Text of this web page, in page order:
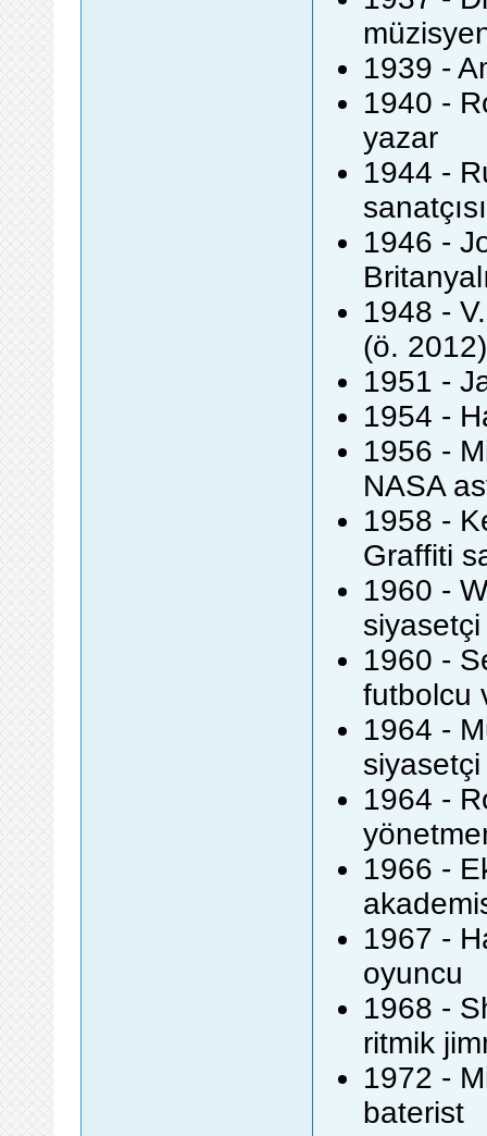
1939 -
1940 -
yazar
1944 -
1946 -
1948 -
(ö. 2012)
1951 -
1954 -
1956 -
NASA
1958 -
Graffiti
1960 -
siyasetçi
1960 -
futbolcu
1964 -
siyasetçi
1964 -
1966 -
1967 -
oyuncu
1968 -
ritmik
1972 -
baterist